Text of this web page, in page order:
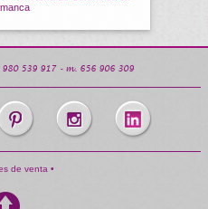
980 539 917- m. 656 906 309
de venta •